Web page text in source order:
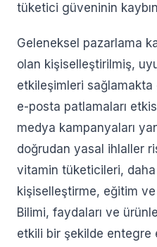
tüketici güveninin
Geleneksel pazarlama
olan kişiselleştirilmiş,
etkileşimleri sağlamakta
e-posta patlamaları
medya kampanyaları
doğrudan yasal ihlaller
vitamin tüketicileri,
kişiselleştirme, eğitim
Bilimi, faydaları ve
etkili bir şekilde entegre